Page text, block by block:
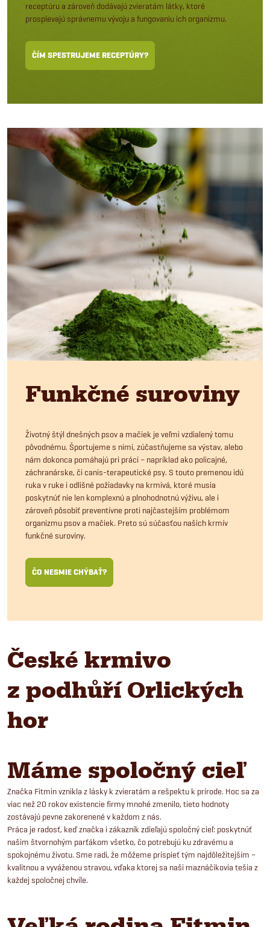
receptúru a zároveň dodávajú zvieratám látky, ktoré
prospievajú správnemu vývoju a fungovaniu ich organizmu.
ČÍM SPESTRUJEME RECEPTÚRY?
Funkčné suroviny
Životný štýl dnešných psov a mačiek je veľmi vzdialený tomu
pôvodnému. Športujeme s nimi, zúčastňujeme sa výstav, alebo
nám dokonca pomáhajú pri práci – napríklad ako policajné,
záchranárske, či canis-terapeutické psy. S touto premenou idú
ruka v ruke i odlišné požiadavky na krmivá, ktoré musia
poskytnúť nie len komplexnú a plnohodnotnú výživu, ale i
zároveň pôsobiť preventívne proti najčastejším problémom
organizmu psov a mačiek. Preto sú súčasťou našich krmív
funkčné suroviny.
ČO NESMIE CHÝBAŤ?
České krmivo
z podhůří Orlických
hor
Máme spoločný cieľ
Značka Fitmin vznikla z lásky k zvieratám a rešpektu k prírode. Hoc sa za
viac než 20 rokov existencie firmy mnohé zmenilo, tieto hodnoty
zostávajú pevne zakorenené v každom z nás.
Práca je radosť, keď značka i zákazník zdieľajú spoločný cieľ: poskytnúť
našim štvornohým parťákom všetko, čo potrebujú ku zdravému a
spokojnému životu. Sme radi, že môžeme prispieť tým najdôležitejším –
kvalitnou a vyváženou stravou, vďaka ktorej sa naši maznáčikovia tešia z
každej spoločnej chvíle.